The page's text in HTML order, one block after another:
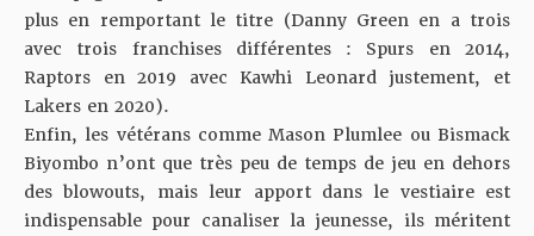
plus en remportant le titre (Danny Green en a trois
avec trois franchises différentes : Spurs en 2014,
Raptors en 2019 avec Kawhi Leonard justement, et
Lakers en 2020).
Enfin, les vétérans comme Mason Plumlee ou Bismack
Biyombo n’ont que très peu de temps de jeu en dehors
des blowouts, mais leur apport dans le vestiaire est
indispensable pour canaliser la jeunesse, ils méritent